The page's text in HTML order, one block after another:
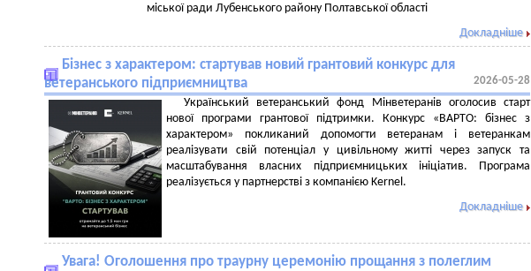
міської ради Лубенського району Полтавської області
Докладніше
Бізнес з характером: стартував новий грантовий конкурс для
ветеранського підприємництва
2026-05-28
Український ветеранський фонд Мінветеранів оголосив старт
нової програми грантової підтримки. Конкурс «ВАРТО: бізнес з
характером» покликаний допомогти ветеранам і ветеранкам
реалізувати свій потенціал у цивільному житті через запуск та
масштабування власних підприємницьких ініціатив. Програма
реалізується у партнерстві з компанією Kernel.
Докладніше
Увага! Оголошення про траурну церемонію прощання з полеглим